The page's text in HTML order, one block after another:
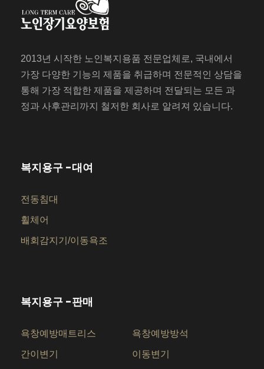
2013년 시작한 노인복지용품 전문업체로, 국내에서
가장 다양한 기능의 제품을 취급하며 전문적인 상담을
통해 가장 적합한 제품을 제공하며 전달되는 모든 과
정과 사후관리까지 철저한 회사로 알려져 있습니다.
복지용구 -대여
전동침대
휠체어
배회감지기/이동욕조
복지용구 -판매
욕창예방매트리스 욕창예방방석
간이변기 이동변기